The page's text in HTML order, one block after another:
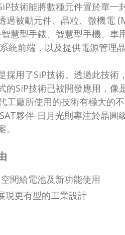
技術能將數種元件置於單
被動元件、晶粒、微機電
慧型手錶、智慧型手機、車
統前端，以及提供電源管理晶
採用了SiP技術。透過此技
的SiP技術已被開發應用，像
廠所使用的技術有極大的不
夥伴-日月光則專注於晶圓
間給電池及新功能使用
現更有型的工業設計